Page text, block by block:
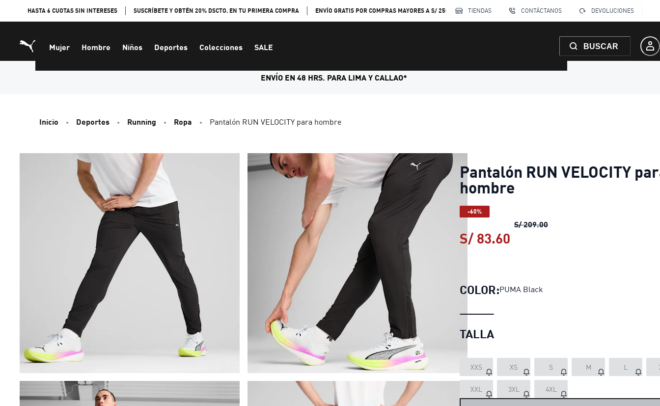
HASTA 6 CUOTAS SIN INTERESES SUSCRÍBETE Y OBTÉN 20% DSCTO. EN TU PRIMERA COMPRA ENVÍO GRATIS POR COMPRAS MAYORES A S/ 250 TIENDAS CONTÁCTANOS DEVOLUCIONES
Mujer Hombre Niños Deportes Colecciones SALE BUSCAR
ENVÍO EN 48 HRS. PARA LIMA Y CALLAO*
Inicio Deportes Running Ropa Pantalón RUN VELOCITY para hombre
Pantalón RUN VELOCITY
hombre
-60%
S/ 209.00Pantalón RUN VELOCITY para
S/ 83.60
COLOR:PUMA Black
TALLA
XXS XS S M L
XXL 3XL 4XL